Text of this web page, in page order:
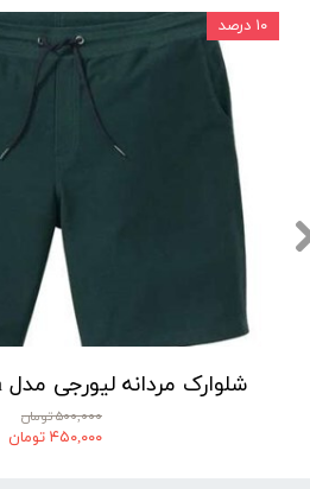
شلوارک مردانه لیورجی مدل shop-rahrah-grn
۵۰۰,۰۰۰ تومان
۴۵۰,۰۰۰ تومان
۱۰ درصد